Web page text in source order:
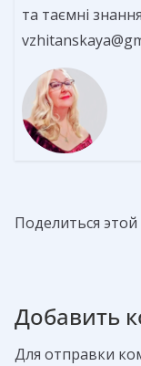
та таємні
Поделиться
Добавить
Для отправки